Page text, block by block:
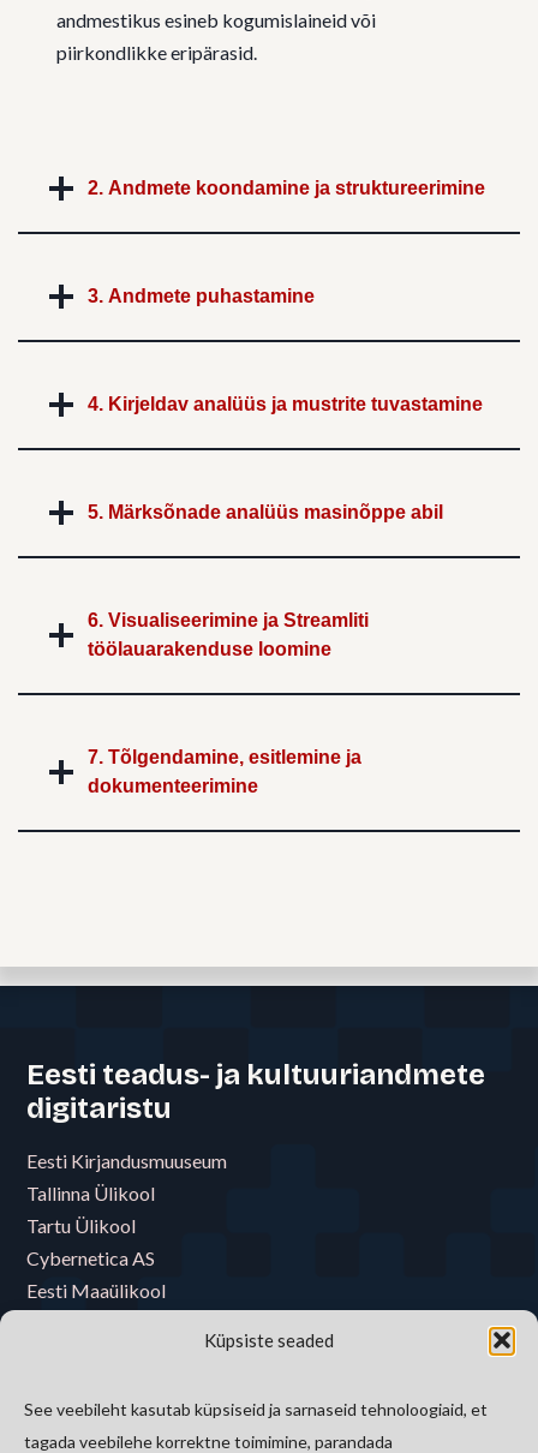
Küpsiste seaded
See veebileht kasutab küpsiseid ja sarnaseid tehnoloogiaid, et
tagada veebilehe korrektne toimimine, parandada
andmestikus esineb kogumislaineid või
piirkondlikke eripärasid.
2. Andmete koondamine ja struktureerimine
3. Andmete puhastamine
4. Kirjeldav analüüs ja mustrite tuvastamine
5. Märksõnade analüüs masinõppe abil
6. Visualiseerimine ja Streamliti
töölauarakenduse loomine
7. Tõlgendamine, esitlemine ja
dokumenteerimine
Eesti teadus- ja kultuuriandmete
digitaristu
Eesti Kirjandusmuuseum
Tallinna Ülikool
Tartu Ülikool
Cybernetica AS
Eesti Maaülikool
Eesti Raamatukoguvõrgu Konsortsium
E-riigi Akadeemia Sihtasutus